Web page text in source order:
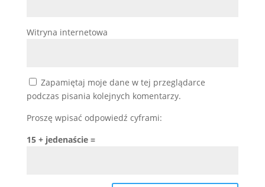
Witryna internetowa
Zapamiętaj moje dane w tej przeglądarce
podczas pisania kolejnych komentarzy.
Proszę wpisać odpowiedź cyframi:
15 + jedenaście =